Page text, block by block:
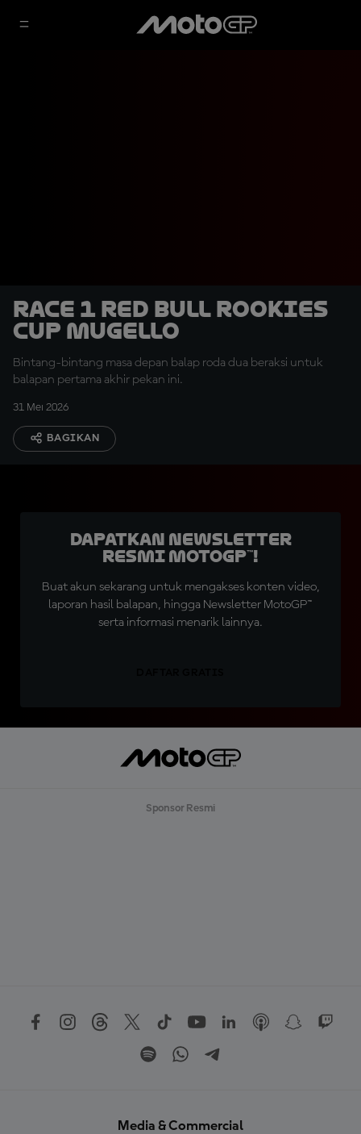
Race 1 Red Bull Rookies
Cup Mugello
Bintang-bintang masa depan balap roda dua beraksi untuk
balapan pertama akhir pekan ini.
31 Mei 2026
BAGIKAN
Dapatkan Newsletter
Resmi MotoGP™!
Buat akun sekarang untuk mengakses konten video,
laporan hasil balapan, hingga Newsletter MotoGP™
serta informasi menarik lainnya.
Sponsor Resmi
Media & Commercial